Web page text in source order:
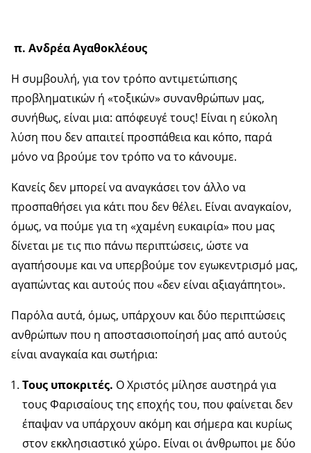
π. Ανδρέα Αγαθοκλέους
Η συμβουλή, για τον τρόπο αντιμετώπισης
προβληματικών ή «τοξικών» συνανθρώπων μας,
συνήθως, είναι μια: απόφευγέ τους! Είναι η εύκολη
λύση που δεν απαιτεί προσπάθεια και κόπο, παρά
μόνο να βρούμε τον τρόπο να το κάνουμε.
Κανείς δεν μπορεί να αναγκάσει τον άλλο να
προσπαθήσει για κάτι που δεν θέλει. Είναι αναγκαίον,
όμως, να πούμε για τη «χαμένη ευκαιρία» που μας
δίνεται με τις πιο πάνω περιπτώσεις, ώστε να
αγαπήσουμε και να υπερβούμε τον εγωκεντρισμό μας,
αγαπώντας και αυτούς που «δεν είναι αξιαγάπητοι».
Παρόλα αυτά, όμως, υπάρχουν και δύο περιπτώσεις
ανθρώπων που η αποστασιοποίησή μας από αυτούς
είναι αναγκαία και σωτήρια:
Τους υποκριτές. Ο Χριστός μίλησε αυστηρά για
τους Φαρισαίους της εποχής του, που φαίνεται δεν
έπαψαν να υπάρχουν ακόμη και σήμερα και κυρίως
στον εκκλησιαστικό χώρο. Είναι οι άνθρωποι με δύο